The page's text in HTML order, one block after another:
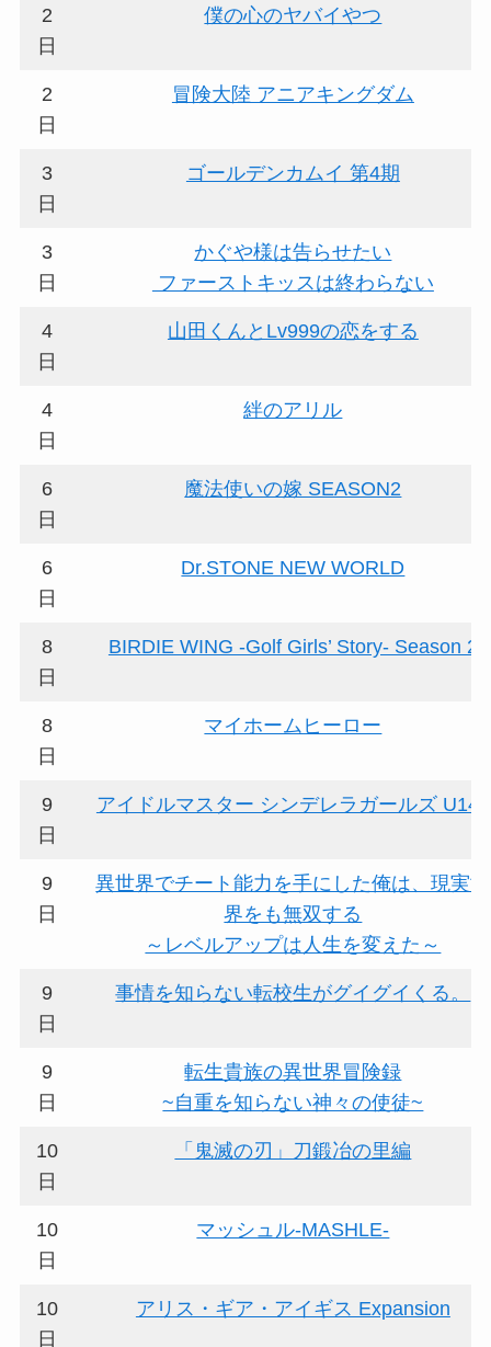
2
日
僕の心のヤバイやつ
2
日
冒険大陸 アニアキングダム
3
日
ゴールデンカムイ 第4期
3
日
かぐや様は告らせたい
ファーストキッスは終わらない
4
日
山田くんとLv999の恋をする
4
日
絆のアリル
6
日
魔法使いの嫁 SEASON2
6
日
Dr.STONE NEW WORLD
8
日
BIRDIE WING -Golf Girls’ Story- Season 2
8
日
マイホームヒーロー
9
日
アイドルマスター シンデレラガールズ U149
9
日
異世界でチート能力を手にした俺は、現実世
界をも無双する
～レベルアップは人生を変えた～
9
日
事情を知らない転校生がグイグイくる。
9
日
転生貴族の異世界冒険録
~自重を知らない神々の使徒~
10
日
「鬼滅の刃」刀鍛冶の里編
10
日
マッシュル-MASHLE-
10
日
アリス・ギア・アイギス Expansion